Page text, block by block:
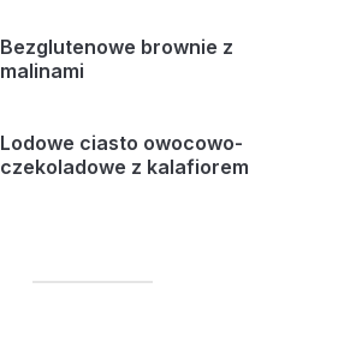
Bezglutenowe brownie z
malinami
Lodowe ciasto owocowo-
czekoladowe z kalafiorem